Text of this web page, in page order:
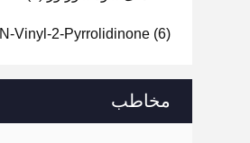
N-Vinyl-2-Pyrrolidinone (6)
مخاطب